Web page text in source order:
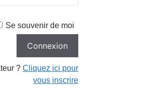
Se souvenir de moi
?Cliquez ici pour
vous inscrire